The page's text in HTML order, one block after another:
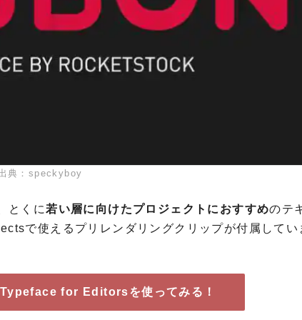
典：speckyboy
とくに若い層に向けたプロジェクトにおすすめのテ
で使えるプリレンダリングクリップが付属してい
for Editorsを使ってみる！